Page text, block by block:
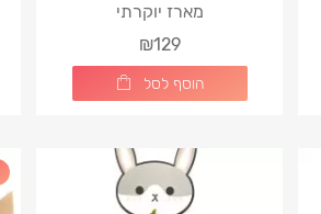
מארז יוקרתי
₪129
הוסף לסל